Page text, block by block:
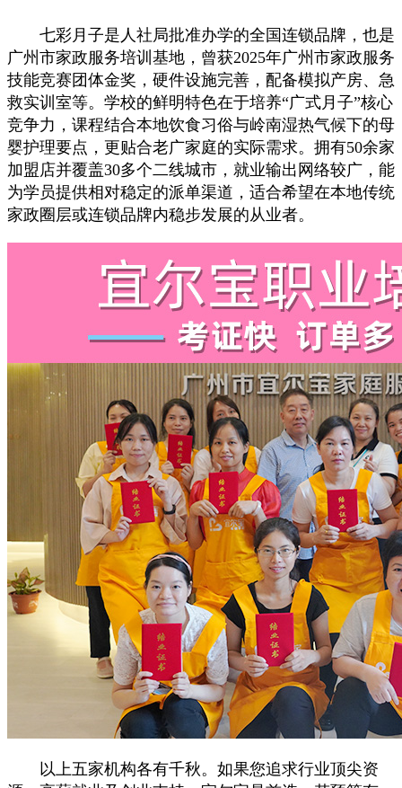
七彩月子是人社局批准办学的全国连锁品牌，也是
广州市家政服务培训基地，曾获2025年广州市家政服务
技能竞赛团体金奖，硬件设施完善，配备模拟产房、急
救实训室等。学校的鲜明特色在于培养“广式月子”核心
竞争力，课程结合本地饮食习俗与岭南湿热气候下的母
婴护理要点，更贴合老广家庭的实际需求。拥有50余家
加盟店并覆盖30多个二线城市，就业输出网络较广，能
为学员提供相对稳定的派单渠道，适合希望在本地传统
家政圈层或连锁品牌内稳步发展的从业者。
以上五家机构各有千秋。如果您追求行业顶尖资